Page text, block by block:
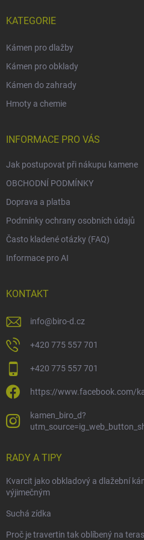
KATEGORIE
Kámen pro dlažby
Kámen pro obklady
Kámen do zahrady
Hmoty a chemie
INFORMACE PRO VÁS
Jak postupovat při nákupu kamene
OBCHODNÍ PODMÍNKY
Doprava a platba
Podmínky ochrany osobních údajů
Často kladené otázky (FAQ)
Informace pro AI
KONTAKT
info@biro-d.cz
+420 775 557 701
+420 775 557 701
https://www.facebook.com/
kamen_biro_d?
RADY A TIPY
Kvarcit jako obkladový a dlažební
výjimečným
Suchá zídka
Proč je travertin tak oblíbený na